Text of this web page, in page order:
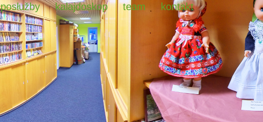
posłužby kalajdoskop team kontakt